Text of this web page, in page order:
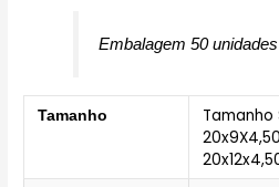
Embalagem 50 unidades
Tamanho
Tamanho